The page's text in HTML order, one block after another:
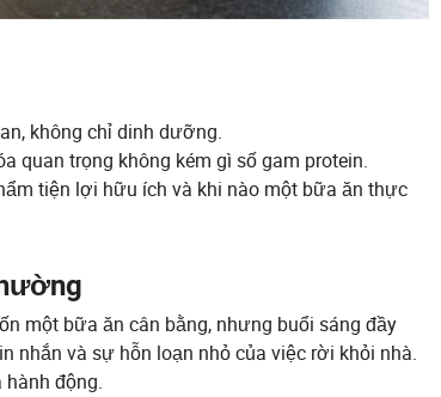
không chỉ dinh dưỡng.
quan trọng không kém gì số gam protein.
tiện lợi hữu ích và khi nào một bữa ăn thực
một bữa ăn cân bằng, nhưng buổi sáng đầy
nhắn và sự hỗn loạn nhỏ của việc rời khỏi nhà.
động.